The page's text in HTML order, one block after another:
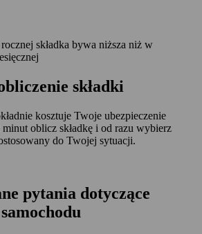
składka bywa niższa niż w
składki
kosztuje Twoje ubezpieczenie
oblicz składkę i od razu wybierz
do Twojej sytuacji.
pytania dotyczące